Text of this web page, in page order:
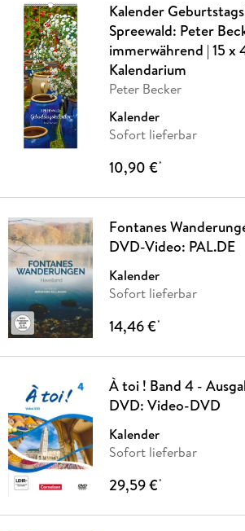
Kalender
Spreewald: Peter
immerwährend | 15 x
Kalendarium
Peter Becker
Kalender
Sofort lieferbar
10,90 €*
Fontanes
DVD-Video: PAL.DE
Kalender
Sofort lieferbar
14,46 €*
À toi ! Band 4 -
DVD: Video-DVD
Kalender
Sofort lieferbar
29,59 €*